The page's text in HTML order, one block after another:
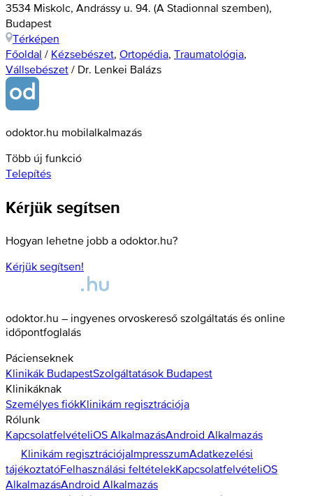
3534 Miskolc, Andrássy u. 94. (A Stadionnal szemben),
Budapest
Térképen
Főoldal / Kézsebészet, Ortopédia, Traumatológia,
Vállsebészet / Dr. Lenkei Balázs
odoktor.hu mobilalkalmazás
Több új funkció
Telepítés
Kérjük segítsen
Hogyan lehetne jobb a odoktor.hu?
Kérjük segítsen!
odoktor.hu – ingyenes orvoskereső szolgáltatás és online
időpontfoglalás
Pácienseknek
Klinikák BudapestSzolgáltatások Budapest
Klinikáknak
Személyes fiókKlinikám regisztrációja
Rólunk
KapcsolatfelvételiOS AlkalmazásAndroid Alkalmazás
Klinikám regisztrációjaImpresszumAdatkezelési
tájékoztatóFelhasználási feltételekKapcsolatfelvételiOS
AlkalmazásAndroid Alkalmazás